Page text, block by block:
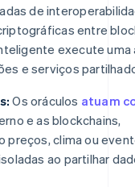
de
entre
execute uma
e serviços
Os oráculos atuam
e as blockchains,
preços, clima ou
ao partilhar